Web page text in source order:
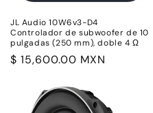
JL Audio 10W6v3-D4
Controlador de subwoofer de 10
pulgadas (250 mm), doble 4 Ω
Precio
$ 15,600.00 MXN